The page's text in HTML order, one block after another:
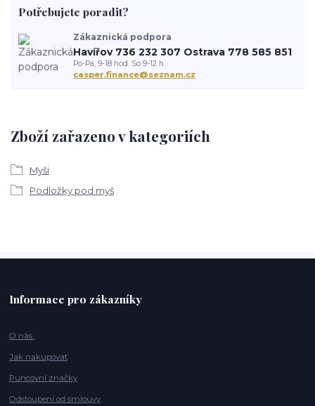
Zboží zařazeno v kategoriích
Myši
Podložky pod myš
Potřebujete poradit?
Zákaznická podpora
Havířov 736 232 307 Ostrava 778 585 851
Po-Pá, 9-18 hod. So 9-12 h.
casper.finance@seznam.cz
Informace pro zákazníky
O nás
Jak nakupovat
Puncovní značky
Odstoupení od smlouvy